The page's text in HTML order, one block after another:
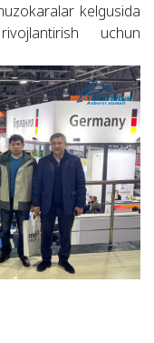
kelgusida
uchun